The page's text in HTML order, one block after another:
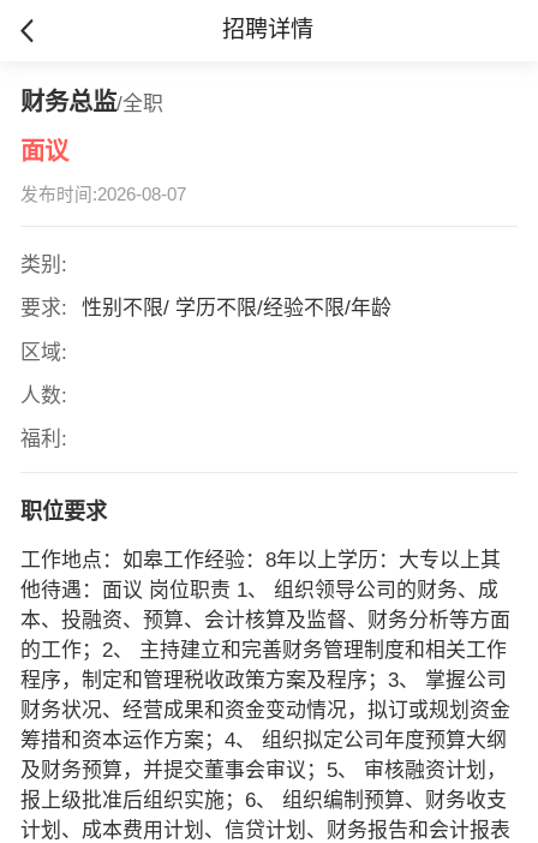
招聘详情
财务总监/全职
面议
发布时间:2026-08-07
类别:
要求:
性别不限/ 学历不限/经验不限/年龄
区域:
人数:
福利:
职位要求
工作地点：如皋工作经验：8年以上学历：大专以上其
他待遇：面议 岗位职责 1、 组织领导公司的财务、成
本、投融资、预算、会计核算及监督、财务分析等方面
的工作；2、 主持建立和完善财务管理制度和相关工作
程序，制定和管理税收政策方案及程序；3、 掌握公司
财务状况、经营成果和资金变动情况，拟订或规划资金
筹措和资本运作方案；4、 组织拟定公司年度预算大纲
及财务预算，并提交董事会审议；5、 审核融资计划，
报上级批准后组织实施；6、 组织编制预算、财务收支
计划、成本费用计划、信贷计划、财务报告和会计报表